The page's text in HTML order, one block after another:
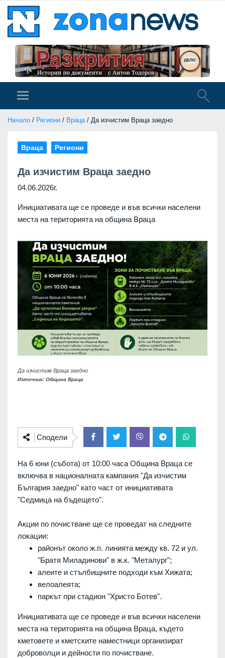
Начало / Региони / Враца/ Да изчистим Враца заедно
Враца Региони
Да изчистим Враца заедно
04.06.2026г.
Инициативата ще се проведе и във всички населени
места на територията на община Враца
Да изчистим Враца заедно
Източник: Община Враца
Сподели
На 6 юни (събота) от 10:00 часа Община Враца се
включва в националната кампания "Да изчистим
България заедно" като част от инициативата
"Седмица на бъдещето".
Акции по почистване ще се проведат на следните
локации:
районът около ж.п. линията между кв. 72 и ул.
"Братя Миладинови" в ж.к. "Металург";
алеите и стълбищните подходи към Хижата;
велоалеята;
паркът при стадион "Христо Ботев".
Инициативата ще се проведе и във всички населени
места на територията на община Враца, където
кметовете и кметските наместници организират
доброволци и дейности по почистване.